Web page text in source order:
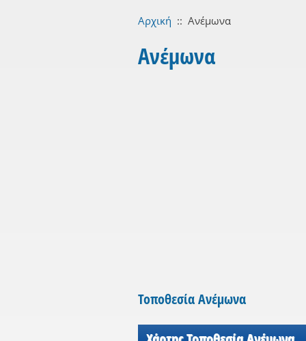
Αρχική :: Ανέμωνα
Ανέμωνα
Τοποθεσία Ανέμωνα